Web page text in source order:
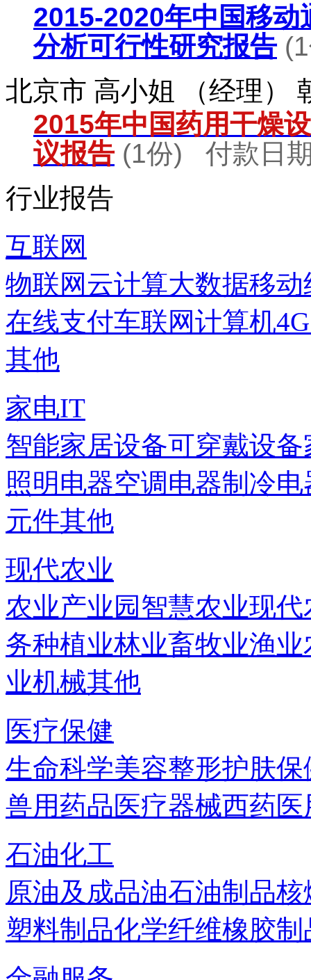
2015-2020年中国移
分析可行性研究报告(1
北京市 高小姐 （经理）
2015年中国药用干燥
议报告 (1份) 付款日
行业报告
互联网
物联网 云计算大数据移动
在线支付车联网计算机
其他
家电IT
智能家居设备可穿戴设备
照明电器空调电器制冷电
元件其他
现代农业
农业产业园智慧农业现代
务种植业林业畜牧业渔业
业机械其他
医疗保健
生命科学美容整形护肤保
兽用药品医疗器械西药
石油化工
原油及成品油石油制品核
塑料制品化学纤维橡胶制